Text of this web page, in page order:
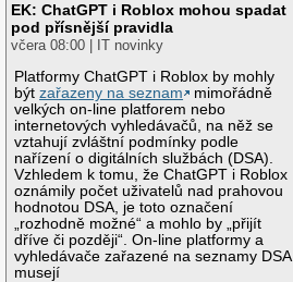
EK: ChatGPT i Roblox mohou spadat
pod přísnější pravidla
včera 08:00 | IT novinky
Platformy ChatGPT i Roblox by mohly
býtzařazeny na seznam
mimořádně
velkých on-line platforem nebo
internetových vyhledávačů, na něž se
vztahují zvláštní podmínky podle
nařízení o digitálních službách (DSA).
Vzhledem k tomu, že ChatGPT i Roblox
oznámily počet uživatelů nad prahovou
hodnotou DSA, je toto označení
„rozhodně možné“ a mohlo by „přijít
dříve či později“. On-line platformy a
vyhledávače zařazené na seznamy DSA
musejí